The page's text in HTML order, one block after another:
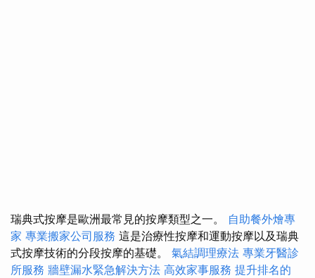
瑞典式按摩是歐洲最常見的按摩類型之一。 自助餐外燴專
家 專業搬家公司服務 這是治療性按摩和運動按摩以及瑞典
式按摩技術的分段按摩的基礎。 氣結調理療法 專業牙醫診
所服務 牆壁漏水緊急解決方法 高效家事服務 提升排名的